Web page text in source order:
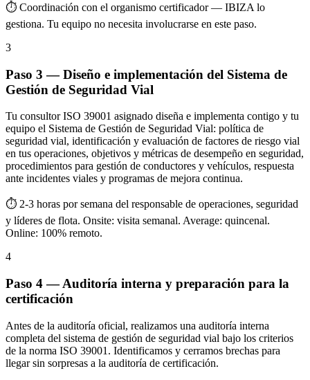
⏱ Coordinación con el organismo certificador — IBIZA lo
gestiona. Tu equipo no necesita involucrarse en este paso.
3
Paso 3 — Diseño e implementación del Sistema de
Gestión de Seguridad Vial
Tu consultor ISO 39001 asignado diseña e implementa contigo y tu
equipo el Sistema de Gestión de Seguridad Vial: política de
seguridad vial, identificación y evaluación de factores de riesgo vial
en tus operaciones, objetivos y métricas de desempeño en seguridad,
procedimientos para gestión de conductores y vehículos, respuesta
ante incidentes viales y programas de mejora continua.
⏱ 2-3 horas por semana del responsable de operaciones, seguridad
y líderes de flota. Onsite: visita semanal. Average: quincenal.
Online: 100% remoto.
4
Paso 4 — Auditoría interna y preparación para la
certificación
Antes de la auditoría oficial, realizamos una auditoría interna
completa del sistema de gestión de seguridad vial bajo los criterios
de la norma ISO 39001. Identificamos y cerramos brechas para
llegar sin sorpresas a la auditoría de certificación.